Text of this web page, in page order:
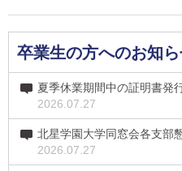
卒業生の方へのお知
夏季休業期間中の証明書発
2026.07.27
北星学園大学同窓会各支部
2026.07.27